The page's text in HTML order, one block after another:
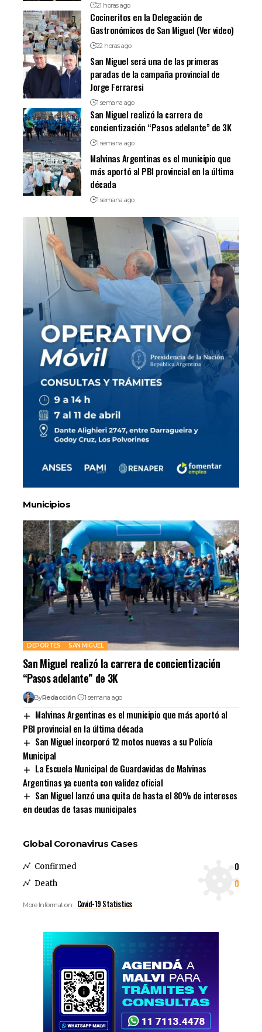
21 horas ago
Cocineritos en la Delegación de
Gastronómicos de San Miguel (Ver video)
22 horas ago
San Miguel será una de las primeras
paradas de la campaña provincial de
Jorge Ferraresi
1 semana ago
San Miguel realizó la carrera de
concientización “Pasos adelante” de 3K
1 semana ago
Malvinas Argentinas es el municipio que
más aportó al PBI provincial en la última
década
1 semana ago
Municipios
DEPORTES SAN MIGUEL
San Miguel realizó la carrera de concientización
“Pasos adelante” de 3K
ByRedacción 1 semana ago
Malvinas Argentinas es el municipio que más aportó al
PBI provincial en la última década
San Miguel incorporó 12 motos nuevas a su Policía
Municipal
La Escuela Municipal de Guardavidas de Malvinas
Argentinas ya cuenta con validez oficial
San Miguel lanzó una quita de hasta el 80% de intereses
en deudas de tasas municipales
Global Coronavirus Cases
Confirmed 0
Death 0
More Information: Covid-19 Statistics